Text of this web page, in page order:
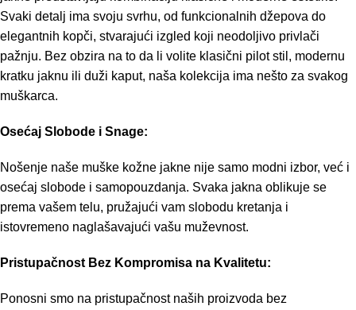
Svaki detalj ima svoju svrhu, od funkcionalnih džepova do
elegantnih kopči, stvarajući izgled koji neodoljivo privlači
pažnju. Bez obzira na to da li volite klasični pilot stil, modernu
kratku jaknu ili duži kaput, naša kolekcija ima nešto za svakog
muškarca.
Osećaj Slobode i Snage:
Nošenje naše muške kožne jakne nije samo modni izbor, već i
osećaj slobode i samopouzdanja. Svaka jakna oblikuje se
prema vašem telu, pružajući vam slobodu kretanja i
istovremeno naglašavajući vašu muževnost.
Pristupačnost Bez Kompromisa na Kvalitetu:
Ponosni smo na pristupačnost naših proizvoda bez